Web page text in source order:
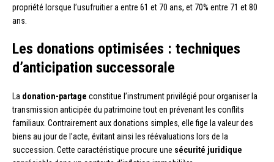
propriété lorsque l’usufruitier a entre 61 et 70 ans, et 70% entre 71 et 80
ans.
Les donations optimisées : techniques
d’anticipation successorale
La donation-partage constitue l’instrument privilégié pour organiser la
transmission anticipée du patrimoine tout en prévenant les conflits
familiaux. Contrairement aux donations simples, elle fige la valeur des
biens au jour de l’acte, évitant ainsi les réévaluations lors de la
succession. Cette caractéristique procure une sécurité juridique